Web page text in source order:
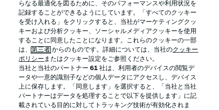
Official Partners
らなる最適化を図るために、そのパフォーマンスや利用状況を
記録することができるようにしています。「すべてのクッキー
を受け入れる」をクリックすると、当社がマーケティングクッ
キーおよび分析クッキー、ソーシャルメディアクッキーを使用
することに同意したことになります。これらのクッキーの一部
は、第三者 からのものです。詳細については、当社のクッキー
ポリシー またはクッキー設定をご参照ください。
当社と当社のパートナー61 社は、利用者のデバイスの閲覧デ
ータや一意的識別子などの個人データにアクセスし、デバイス
上に保存します。「同意します」を選択すると、「当社と当社
パートナーはデータを処理することで以下を提供します」に記
載されている目的に対してトラッキング技術が有効化されま